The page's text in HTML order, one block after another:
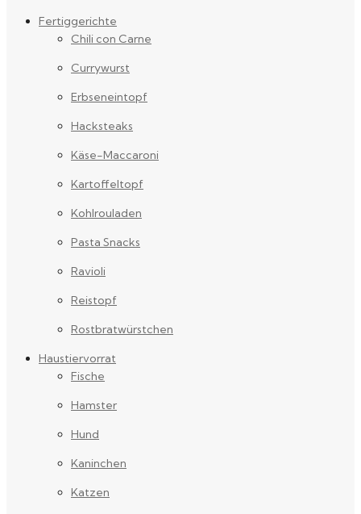
Fertiggerichte
Chili con Carne
Currywurst
Erbseneintopf
Hacksteaks
Käse-Maccaroni
Kartoffeltopf
Kohlrouladen
Pasta Snacks
Ravioli
Reistopf
Rostbratwürstchen
Haustiervorrat
Fische
Hamster
Hund
Kaninchen
Katzen